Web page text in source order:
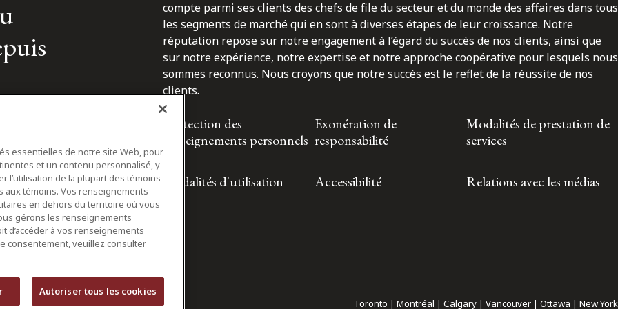
compte parmi ses clients des chefs de file du secteur et du monde des affaires dans tous
les segments de marché qui en sont à diverses étapes de leur croissance. Notre
réputation repose sur notre engagement à l’égard du succès de nos clients, ainsi que
sur notre expérience, notre expertise et notre approche coopérative pour lesquels nous
sommes reconnus. Nous croyons que notre succès est le reflet de la réussite de nos
clients.
Protection des
renseignements personnels
Exonération de
responsabilité
Modalités de prestation de
services
Modalités d'utilisation Accessibilité Relations avec les médias
Toronto | Montréal | Calgary | Vancouver | Ottawa | New York
essentielles de notre site Web, pour
et un contenu personnalisé, y
l’utilisation de la plupart des témoins
témoins. Vos renseignements
en dehors du territoire où vous
gérons les renseignements
d’accéder à vos renseignements
consentement, veuillez consulter
Autoriser tous les cookies